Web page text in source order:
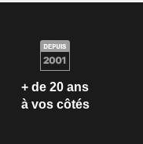
+ de 20 ans
à vos côtés